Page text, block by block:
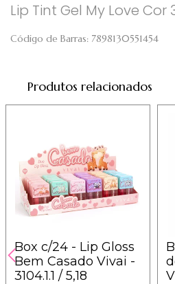
Lip Tint Gel My Love Cor
Código de Barras: 7898130551454
Produtos relacionados
Box c/24 - Lip Gloss
Bem Casado Vivai -
3104.1.1 / 5,18